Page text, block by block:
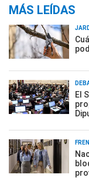
MÁS LEÍDAS
El